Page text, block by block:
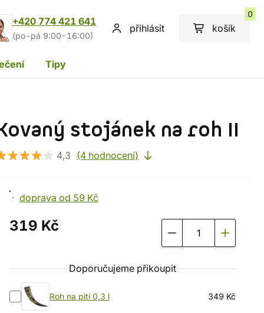
+420 774 421 641
(po-pá 9:00-16:00)
přihlásit košík
0
Tipy
stojánek na roh II
4,3 (4 hodnocení)
doprava od 59 Kč
319 Kč
Doporučujeme přikoupit
Roh na pití 0,3 l 349 Kč